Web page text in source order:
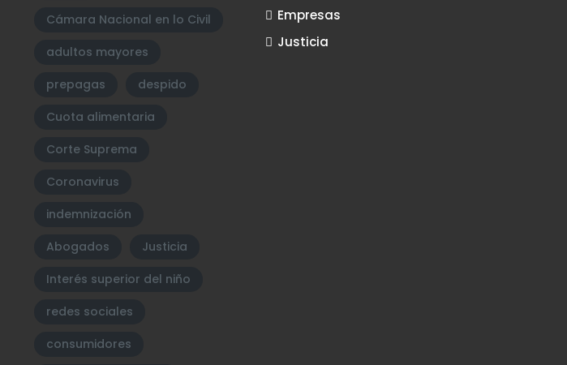
Cámara Nacional en lo Civil
adultos mayores
prepagas
despido
Cuota alimentaria
Corte Suprema
Coronavirus
indemnización
Abogados
Justicia
Interés superior del niño
redes sociales
consumidores
Empresas
Justicia